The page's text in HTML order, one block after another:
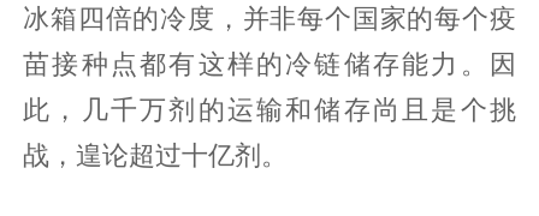
冰箱四倍的冷度，并非每个国家的每个疫
苗接种点都有这样的冷链储存能力。因
此，几千万剂的运输和储存尚且是个挑
战，遑论超过十亿剂。